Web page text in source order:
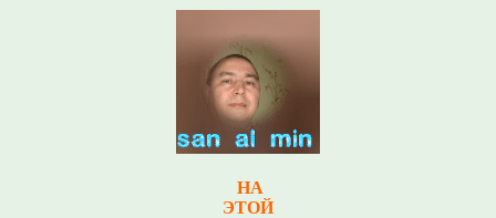
НА
ЭТОЙ